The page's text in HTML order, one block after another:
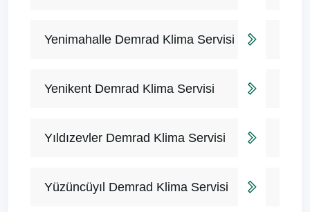
Yenimahalle Demrad Klima Servisi
Yenikent Demrad Klima Servisi
Yıldızevler Demrad Klima Servisi
Yüzüncüyıl Demrad Klima Servisi